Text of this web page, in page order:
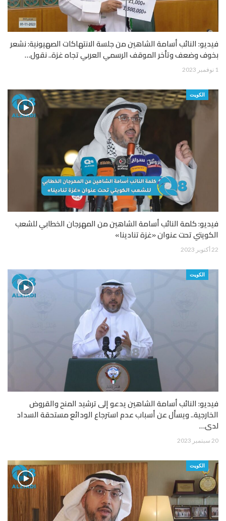
فيديو: النائب أسامة الشاهين من جلسة الانتهاكات الصهيونية: نشعر
بخوف وضعف وتأخر الموقف الرسمي العربي تجاه غزة.. نقول…
1 نوفمبر 2023
الكويت
فيديو: كلمة النائب أسامة الشاهين من المهرجان الخطابي للشعب
الكويتي تحت عنوان «غزة تنادينا»
22 أكتوبر 2023
الكويت
فيديو: النائب أسامة الشاهين يدعو إلى ترشيد المنح والقروض
الخارجية.. ويسأل عن أسباب عدم استرجاع الودائع مستحقة السداد
لدى…
20 سبتمبر 2023
الكويت